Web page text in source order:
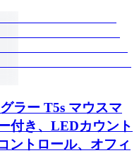
ラー T5s マウスマ
付き、LEDカウント
ントロール、オフィ